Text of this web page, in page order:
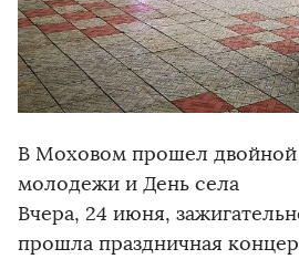
В Моховом прошел двойной
молодежи и День села
Вчера, 24 июня,
прошла праздничная